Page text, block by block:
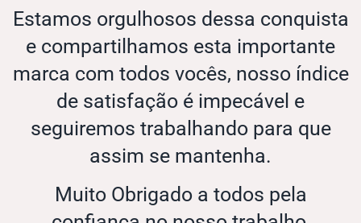
Estamos orgulhosos dessa conquista
e compartilhamos esta importante
marca com todos vocês, nosso índice
de satisfação é impecável e
seguiremos trabalhando para que
assim se mantenha.
Muito Obrigado a todos pela